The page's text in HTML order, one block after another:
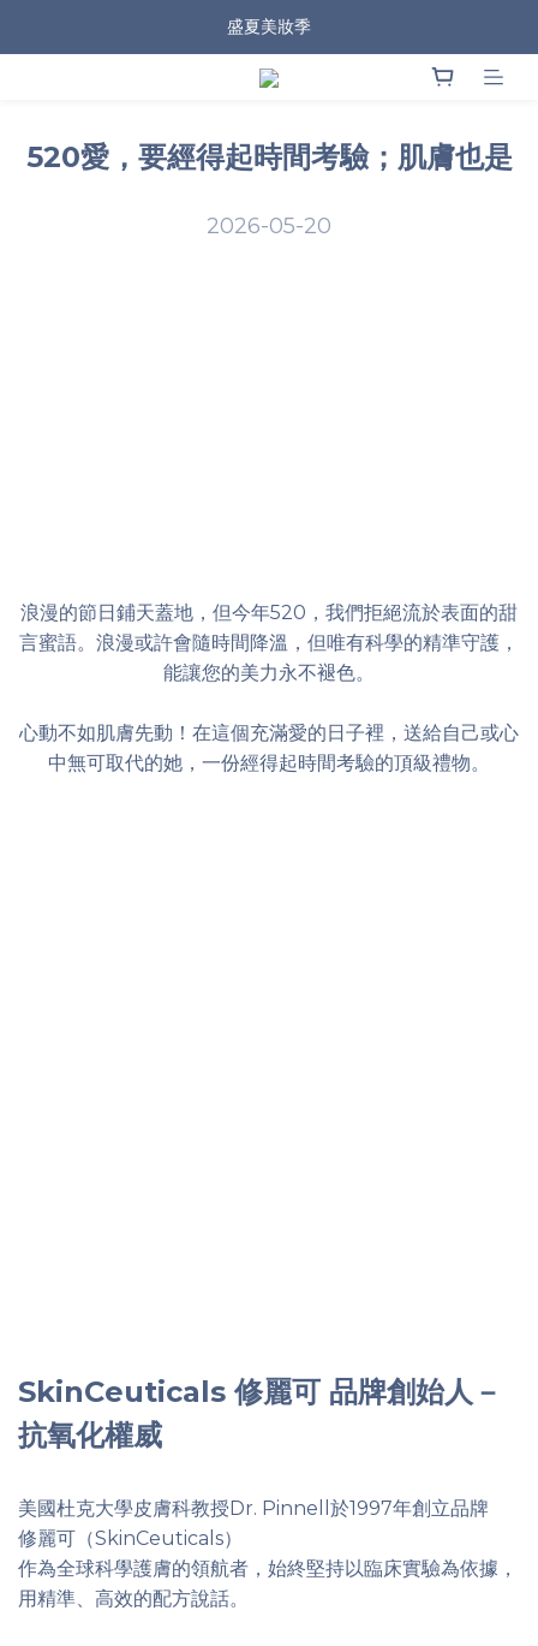
盛夏美妝季
520愛，要經得起時間考驗；肌膚也是
2026-05-20
浪漫的節日鋪天蓋地，但今年520，我們拒絕流於表面的甜
言蜜語。浪漫或許會隨時間降溫，但唯有科學的精準守護，
能讓您的美力永不褪色。
心動不如肌膚先動！在這個充滿愛的日子裡，送給自己或心
中無可取代的她，一份經得起時間考驗的頂級禮物。
SkinCeuticals 修麗可 品牌創始人－
抗氧化權威
美國杜克大學皮膚科教授Dr. Pinnell於1997年創立品牌
修麗可（SkinCeuticals）
作為全球科學護膚的領航者，始終堅持以臨床實驗為依據，
用精準、高效的配方說話。